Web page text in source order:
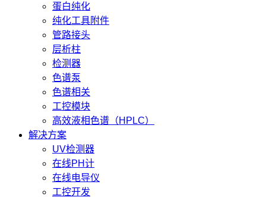
蛋白纯化
纯化工具附件
管路接头
层析柱
检测器
色谱泵
色谱相关
工控模块
高效液相色谱（HPLC）
解决方案
UV检测器
在线PH计
在线电导仪
工控开发